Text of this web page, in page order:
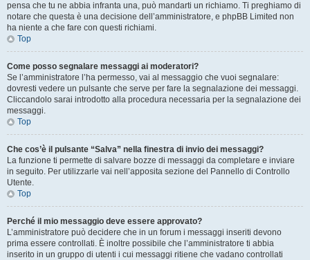
pensa che tu ne abbia infranta una, può mandarti un richiamo. Ti preghiamo di
notare che questa è una decisione dell’amministratore, e phpBB Limited non
ha niente a che fare con questi richiami.
Top
Come posso segnalare messaggi ai moderatori?
Se l’amministratore l’ha permesso, vai al messaggio che vuoi segnalare:
dovresti vedere un pulsante che serve per fare la segnalazione dei messaggi.
Cliccandolo sarai introdotto alla procedura necessaria per la segnalazione dei
messaggi.
Top
Che cos’è il pulsante “Salva” nella finestra di invio dei messaggi?
La funzione ti permette di salvare bozze di messaggi da completare e inviare
in seguito. Per utilizzarle vai nell’apposita sezione del Pannello di Controllo
Utente.
Top
Perché il mio messaggio deve essere approvato?
L’amministratore può decidere che in un forum i messaggi inseriti devono
prima essere controllati. È inoltre possibile che l’amministratore ti abbia
inserito in un gruppo di utenti i cui messaggi ritiene che vadano controllati